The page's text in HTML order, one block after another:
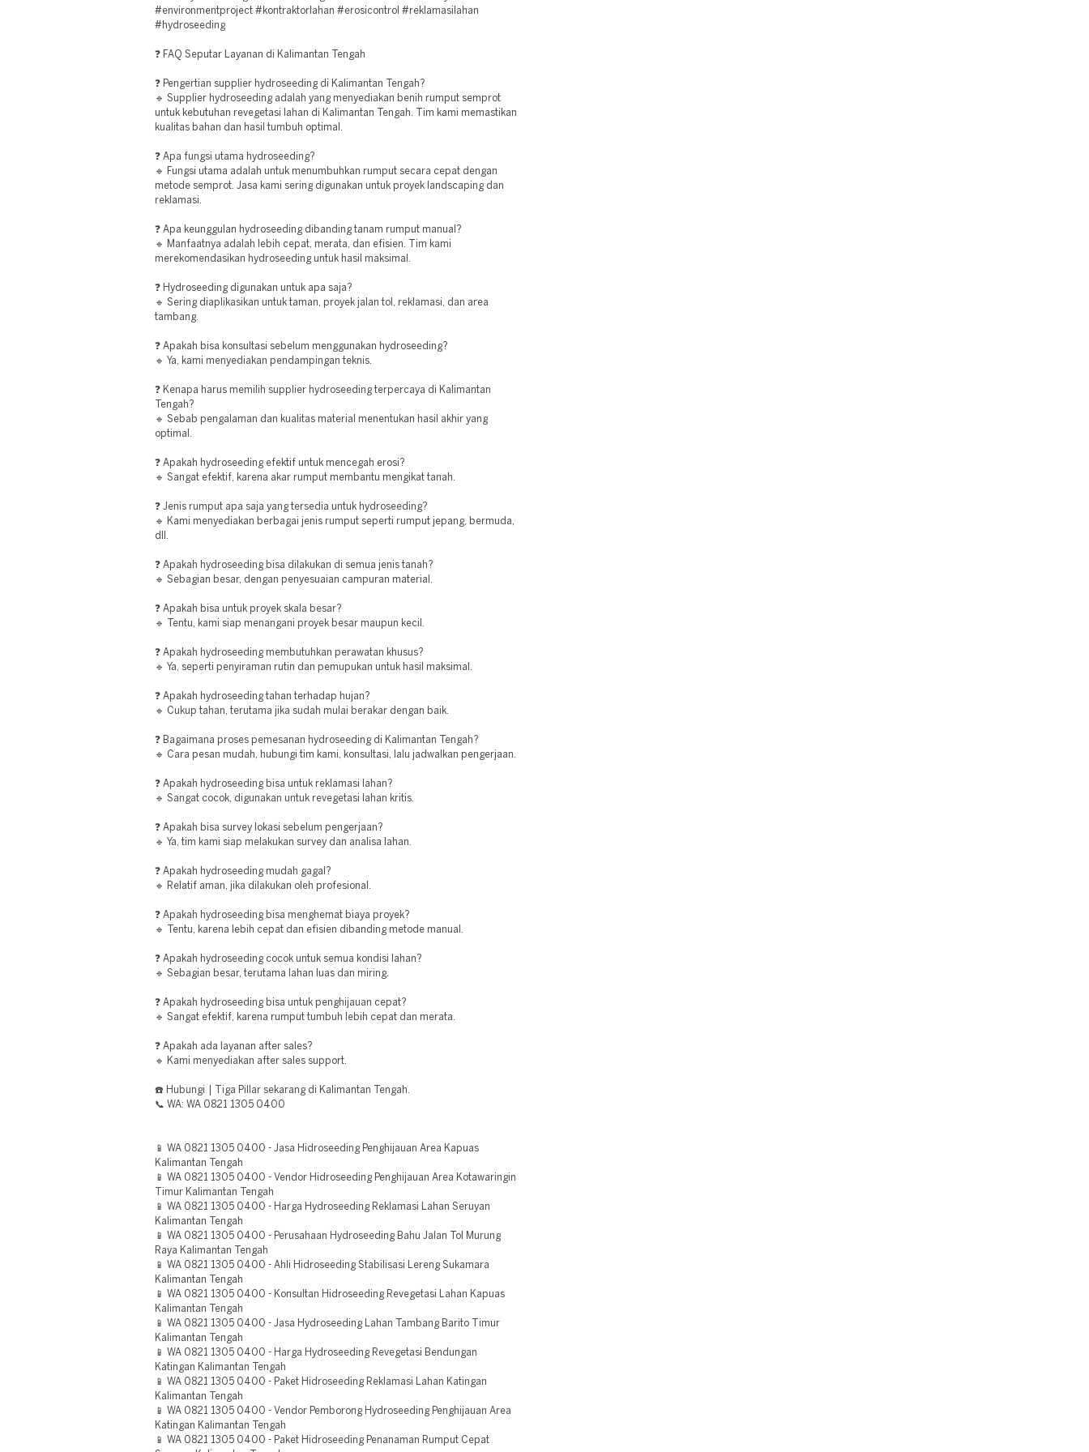
#environmentproject #kontraktorlahan #erosicontrol #reklamasilahan
#hydroseeding
❓ FAQ Seputar Layanan di Kalimantan Tengah
❓ Pengertian supplier hydroseeding di Kalimantan Tengah?
🔹 Supplier hydroseeding adalah yang menyediakan benih rumput semprot
untuk kebutuhan revegetasi lahan di Kalimantan Tengah. Tim kami memastikan
kualitas bahan dan hasil tumbuh optimal.
❓ Apa fungsi utama hydroseeding?
🔹 Fungsi utama adalah untuk menumbuhkan rumput secara cepat dengan
metode semprot. Jasa kami sering digunakan untuk proyek landscaping dan
reklamasi.
❓ Apa keunggulan hydroseeding dibanding tanam rumput manual?
🔹 Manfaatnya adalah lebih cepat, merata, dan efisien. Tim kami
merekomendasikan hydroseeding untuk hasil maksimal.
❓ Hydroseeding digunakan untuk apa saja?
🔹 Sering diaplikasikan untuk taman, proyek jalan tol, reklamasi, dan area
tambang.
❓ Apakah bisa konsultasi sebelum menggunakan hydroseeding?
🔹 Ya, kami menyediakan pendampingan teknis.
❓ Kenapa harus memilih supplier hydroseeding terpercaya di Kalimantan
Tengah?
🔹 Sebab pengalaman dan kualitas material menentukan hasil akhir yang
optimal.
❓ Apakah hydroseeding efektif untuk mencegah erosi?
🔹 Sangat efektif, karena akar rumput membantu mengikat tanah.
❓ Jenis rumput apa saja yang tersedia untuk hydroseeding?
🔹 Kami menyediakan berbagai jenis rumput seperti rumput jepang, bermuda,
dll.
❓ Apakah hydroseeding bisa dilakukan di semua jenis tanah?
🔹 Sebagian besar, dengan penyesuaian campuran material.
❓ Apakah bisa untuk proyek skala besar?
🔹 Tentu, kami siap menangani proyek besar maupun kecil.
❓ Apakah hydroseeding membutuhkan perawatan khusus?
🔹 Ya, seperti penyiraman rutin dan pemupukan untuk hasil maksimal.
❓ Apakah hydroseeding tahan terhadap hujan?
🔹 Cukup tahan, terutama jika sudah mulai berakar dengan baik.
❓ Bagaimana proses pemesanan hydroseeding di Kalimantan Tengah?
🔹 Cara pesan mudah, hubungi tim kami, konsultasi, lalu jadwalkan pengerjaan.
❓ Apakah hydroseeding bisa untuk reklamasi lahan?
🔹 Sangat cocok, digunakan untuk revegetasi lahan kritis.
❓ Apakah bisa survey lokasi sebelum pengerjaan?
🔹 Ya, tim kami siap melakukan survey dan analisa lahan.
❓ Apakah hydroseeding mudah gagal?
🔹 Relatif aman, jika dilakukan oleh profesional.
❓ Apakah hydroseeding bisa menghemat biaya proyek?
🔹 Tentu, karena lebih cepat dan efisien dibanding metode manual.
❓ Apakah hydroseeding cocok untuk semua kondisi lahan?
🔹 Sebagian besar, terutama lahan luas dan miring.
❓ Apakah hydroseeding bisa untuk penghijauan cepat?
🔹 Sangat efektif, karena rumput tumbuh lebih cepat dan merata.
❓ Apakah ada layanan after sales?
🔹 Kami menyediakan after sales support.
☎️ Hubungi | Tiga Pillar sekarang di Kalimantan Tengah.
📞 WA: WA 0821 1305 0400
📱 WA 0821 1305 0400 - Jasa Hidroseeding Penghijauan Area Kapuas
Kalimantan Tengah
📱 WA 0821 1305 0400 - Vendor Hidroseeding Penghijauan Area Kotawaringin
Timur Kalimantan Tengah
📱 WA 0821 1305 0400 - Harga Hydroseeding Reklamasi Lahan Seruyan
Kalimantan Tengah
📱 WA 0821 1305 0400 - Perusahaan Hydroseeding Bahu Jalan Tol Murung
Raya Kalimantan Tengah
📱 WA 0821 1305 0400 - Ahli Hidroseeding Stabilisasi Lereng Sukamara
Kalimantan Tengah
📱 WA 0821 1305 0400 - Konsultan Hidroseeding Revegetasi Lahan Kapuas
Kalimantan Tengah
📱 WA 0821 1305 0400 - Jasa Hydroseeding Lahan Tambang Barito Timur
Kalimantan Tengah
📱 WA 0821 1305 0400 - Harga Hydroseeding Revegetasi Bendungan
Katingan Kalimantan Tengah
📱 WA 0821 1305 0400 - Paket Hidroseeding Reklamasi Lahan Katingan
Kalimantan Tengah
📱 WA 0821 1305 0400 - Vendor Pemborong Hydroseeding Penghijauan Area
Katingan Kalimantan Tengah
📱 WA 0821 1305 0400 - Paket Hidroseeding Penanaman Rumput Cepat